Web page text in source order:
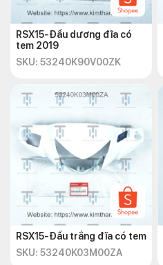
RSX15-Đầu dương đĩa có
tem 2019
SKU: 53240K90V00ZK
RSX15-Đầu trắng đĩa có tem
SKU: 53240K03M00ZA